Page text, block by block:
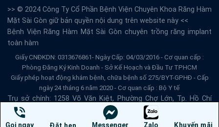
Gọi ngay Messenger Zalo Khuyến mãi
>> © 2024 Công Ty Cổ Phần Bệnh Viện Chuyên Khoa Răng Hàm
Mặt Sài Gòn giữ bản quyền nội dung trên website này <<
Bệnh Viện Răng Hàm Mặt Sài Gòn chuyên trồng răng implant
toàn hàm
Giấy CNĐKDN: 0313676861- Ngày Cấp: 04/03/2016 - Cơ quan cấp :
Phòng Đăng Ký Kinh Doanh - Sở Kế Hoạch và Đầu Tư TPHCM
Giấy phép hoạt động khám bệnh, chữa bệnh số 275/BYT-GPHĐ - Cấp
ngày 24 tháng 6 năm 2020 - Cơ quan cấp : Bộ Y tế
Trụ sở chính: 1258 Võ Văn Kiệt, Phường Chợ Lớn, Tp. Hồ Chí
Minh - Email: info@benhvienranghammatsg.vn
Lưu ý : Kết quả phụ thuộc vào cơ địa của mỗi người (*)